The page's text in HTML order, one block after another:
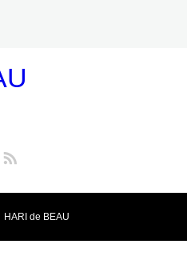
HARI de BEAU